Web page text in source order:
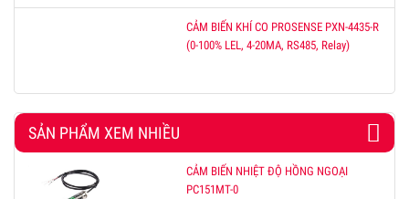
CẢM BIẾN KHÍ CO PROSENSE PXN-4435-R
(0-100% LEL, 4-20MA, RS485, Relay)
SẢN PHẨM XEM NHIỀU
CẢM BIẾN NHIỆT ĐỘ HỒNG NGOẠI
PC151MT-0